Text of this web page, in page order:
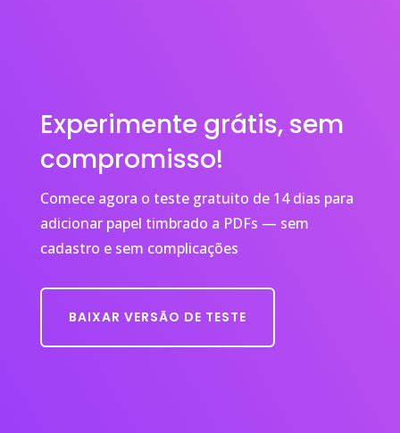
Experimente grátis, sem
compromisso!
Comece agora o teste gratuito de 14 dias para
adicionar papel timbrado a PDFs — sem
cadastro e sem complicações
BAIXAR VERSÃO DE TESTE